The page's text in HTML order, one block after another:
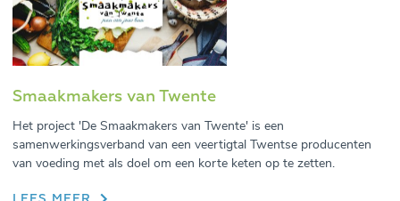
Smaakmakers van Twente
Het project 'De Smaakmakers van Twente' is een
samenwerkingsverband van een veertigtal Twentse producenten
van voeding met als doel om een korte keten op te zetten.